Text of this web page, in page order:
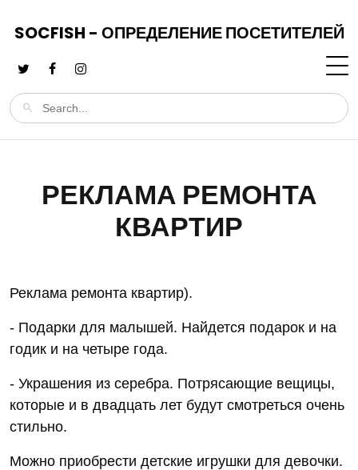
SOCFISH - ОПРЕДЕЛЕНИЕ ПОСЕТИТЕЛЕЙ
РЕКЛАМА РЕМОНТА
КВАРТИР
Реклама ремонта квартир).
- Подарки для малышей. Найдется подарок и на
годик и на четыре года.
- Украшения из серебра. Потрясающие вещицы,
которые и в двадцать лет будут смотреться очень
стильно.
Можно приобрести детские игрушки для девочки.